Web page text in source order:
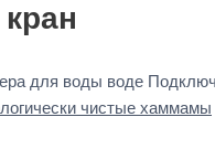
для воды воде
чистые хаммамы